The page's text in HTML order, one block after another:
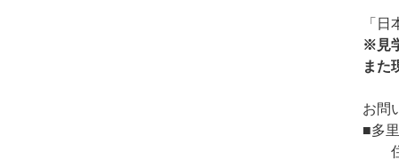
「
※見
また
お問
■多
住